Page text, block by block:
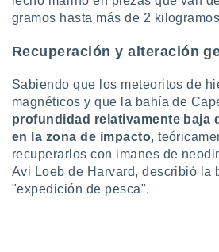
publicidad
1199
gramos hasta más de 2
Recuperación y alteración
Sabiendo que los meteoritos de
magnéticos y que la bahía de
profundidad relativamente baja
en la zona de impacto,
recuperarlos con imanes de
Avi Loeb de Harvard, describió la
"expedición de pesca".